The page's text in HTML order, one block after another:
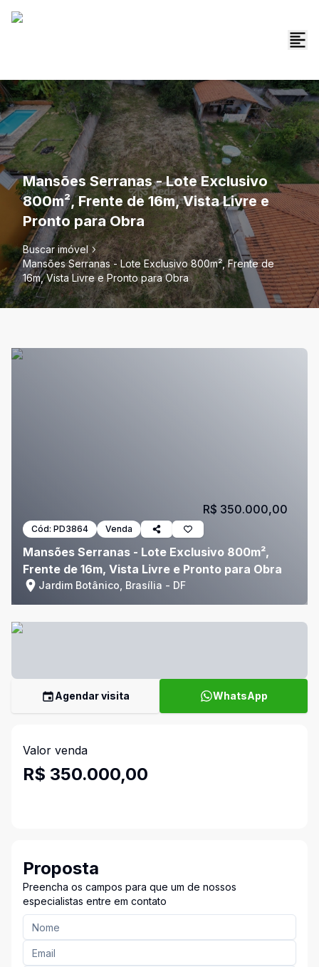
Mansões Serranas - Lote Exclusivo
800m², Frente de 16m, Vista Livre e
Pronto para Obra
Buscar imóvel
Mansões Serranas - Lote Exclusivo 800m², Frente de
16m, Vista Livre e Pronto para Obra
Cód: PD3864 Venda
Mansões Serranas - Lote Exclusivo 800m²,
Frente de 16m, Vista Livre e Pronto para Obra
Jardim Botânico, Brasília - DF
R$ 350.000,00
Agendar visita WhatsApp
Valor venda
R$ 350.000,00
Proposta
Preencha os campos para que um de nossos
especialistas entre em contato